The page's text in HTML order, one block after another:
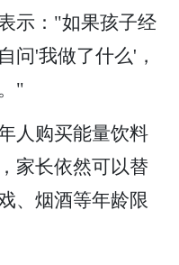
示："如果孩子经
问'我做了什么'，
"
人购买能量饮料
家长依然可以替
、烟酒等年龄限